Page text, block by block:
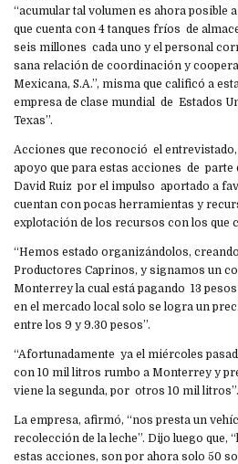
“acumular tal volumen es ahora posible
que cuenta con 4 tanques fríos de
seis millones cada uno y el personal
sana relación de coordinación y
Mexicana, S.A.”, misma que calificó a
empresa de clase mundial de Estados
Texas”.
Acciones que reconoció el
apoyo que para estas acciones de
David Ruiz por el impulso aportado a
cuentan con pocas herramientas y
explotación de los recursos con los que
“Hemos estado organizándolos,
Productores Caprinos, y signamos un
Monterrey la cual está pagando 13
en el mercado local solo se logra un
entre los 9 y 9.30 pesos”.
“Afortunadamente ya el miércoles
con 10 mil litros rumbo a Monterrey y
viene la segunda, por otros 10 mil litros”.
La empresa, afirmó, “nos presta un
recolección de la leche”. Dijo luego que,
estas acciones, son por ahora solo 50